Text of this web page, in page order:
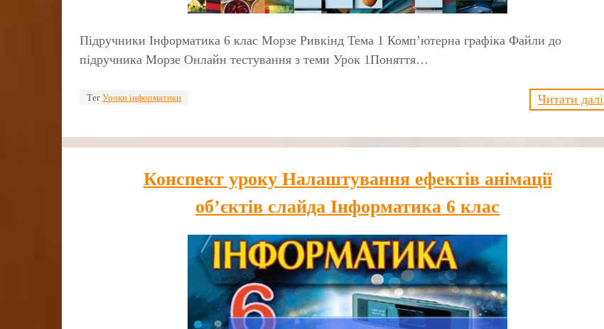
Підручники Інформатика 6 клас Морзе Ривкінд Тема 1 Комп’ютерна графіка Файли до
підручника Морзе Онлайн тестування з теми Урок 1Поняття…
Тег Уроки інформатики Читати далі
Конспект уроку Налаштування ефектів анімації
об’єктів слайда Інформатика 6 клас